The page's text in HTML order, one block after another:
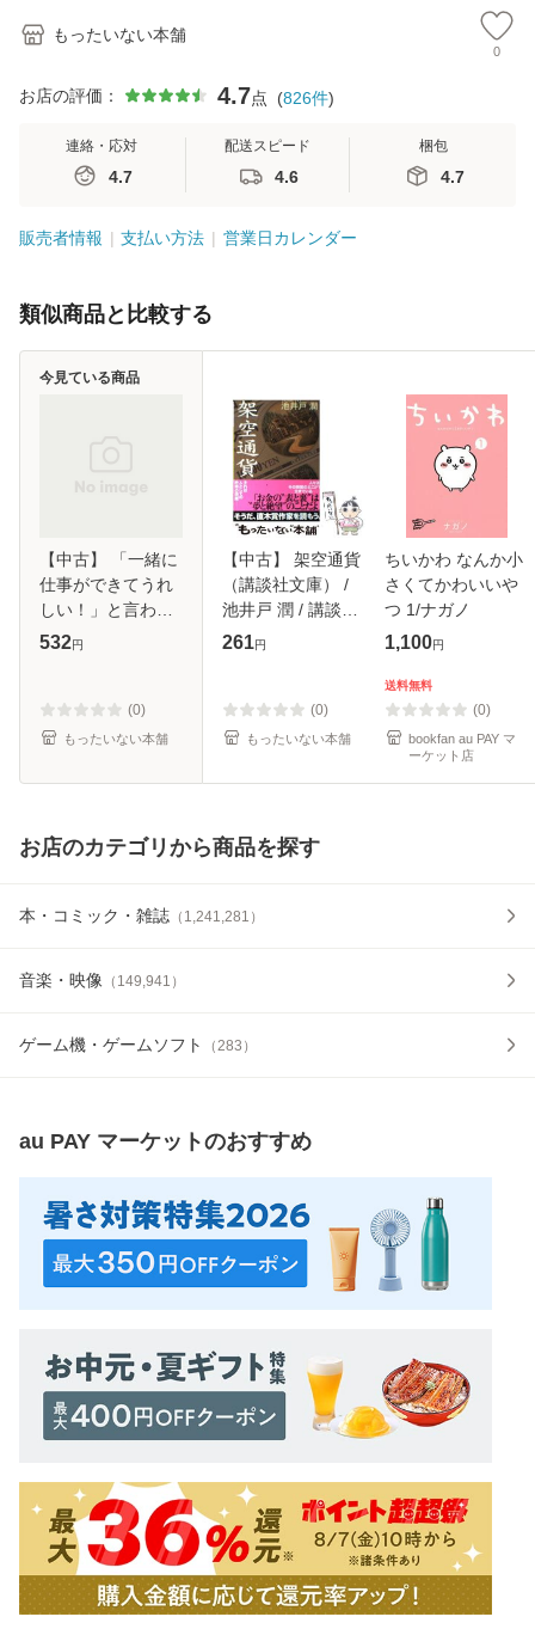
もったいない本舗
0
お店の評価： 4.7点 (826件)
連絡・応対
4.7
配送スピード
4.6
梱包
4.7
販売者情報 支払い方法 営業日カレンダー
類似商品と比較する
【中古】 「一緒に
仕事ができてうれ
しい！」と言わせ
る31の仕事術 / 朝
【メール便送料無
料】
532円
(0)
もったいない本舗
今見ている商品
【中古】 架空通貨
（講談社文庫） /
池井戸 潤 / 講談社
[文庫]【メール便送
261円
(0)
もったいない本舗
ちいかわ なんか小
さくてかわいいや
つ 1/ナガノ
1,100円
送料無料
(0)
bookfan au PAY マ
ーケット店
お店のカテゴリから商品を探す
本・コミック・雑誌 （ 1,241,281 ）
音楽・映像 （ 149,941 ）
ゲーム機・ゲームソフト （283 ）
au PAY マーケットのおすすめ